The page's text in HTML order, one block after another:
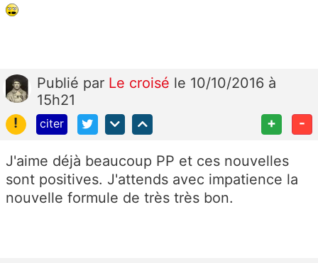
Publié par Le croisé le 10/10/2016 à
15h21
!
citer + -
J'aime déjà beaucoup PP et ces nouvelles
sont positives. J'attends avec impatience la
nouvelle formule de très très bon.